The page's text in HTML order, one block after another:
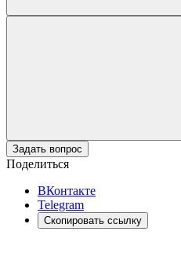
Задать вопрос
Поделиться
ВКонтакте
Telegram
Скопировать ссылку